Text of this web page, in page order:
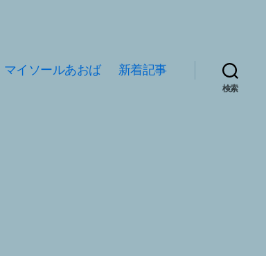
マイソールあおば 新着記事
検索